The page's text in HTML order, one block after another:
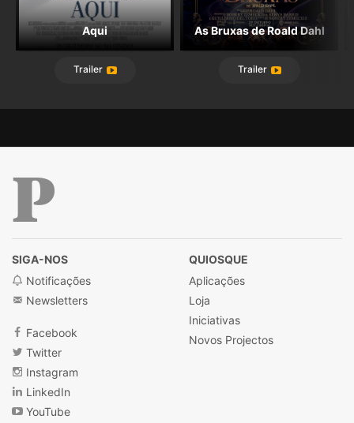
Aqui
Trailer
As Bruxas de Roald Dahl
Trailer
SIGA-NOS
Notificações
Newsletters
Facebook
Twitter
Instagram
LinkedIn
YouTube
QUIOSQUE
Aplicações
Loja
Iniciativas
Novos Projectos